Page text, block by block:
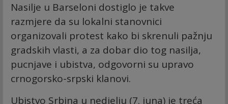
Nasilje u Barseloni dostiglo je takve
razmjere da su lokalni stanovnici
organizovali protest kako bi skrenuli pažnju
gradskih vlasti, a za dobar dio tog nasilja,
pucnjave i ubistva, odgovorni su upravo
crnogorsko-srpski klanovi.
Ubistvo Srbina u nedjelju (7. juna) je treća